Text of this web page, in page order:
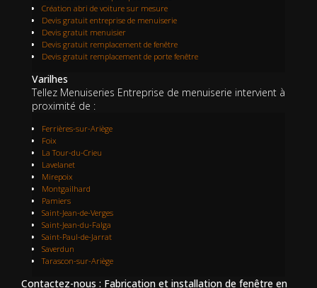
Création abri de voiture sur mesure
Devis gratuit entreprise de menuiserie
Devis gratuit menuisier
Devis gratuit remplacement de fenêtre
Devis gratuit remplacement de porte fenêtre
Varilhes
Tellez Menuiseries Entreprise de menuiserie intervient à
proximité de :
Ferrières-sur-Ariège
Foix
La Tour-du-Crieu
Lavelanet
Mirepoix
Montgailhard
Pamiers
Saint-Jean-de-Verges
Saint-Jean-du-Falga
Saint-Paul-de-Jarrat
Saverdun
Tarascon-sur-Ariège
Contactez-nous : Fabrication et installation de fenêtre en